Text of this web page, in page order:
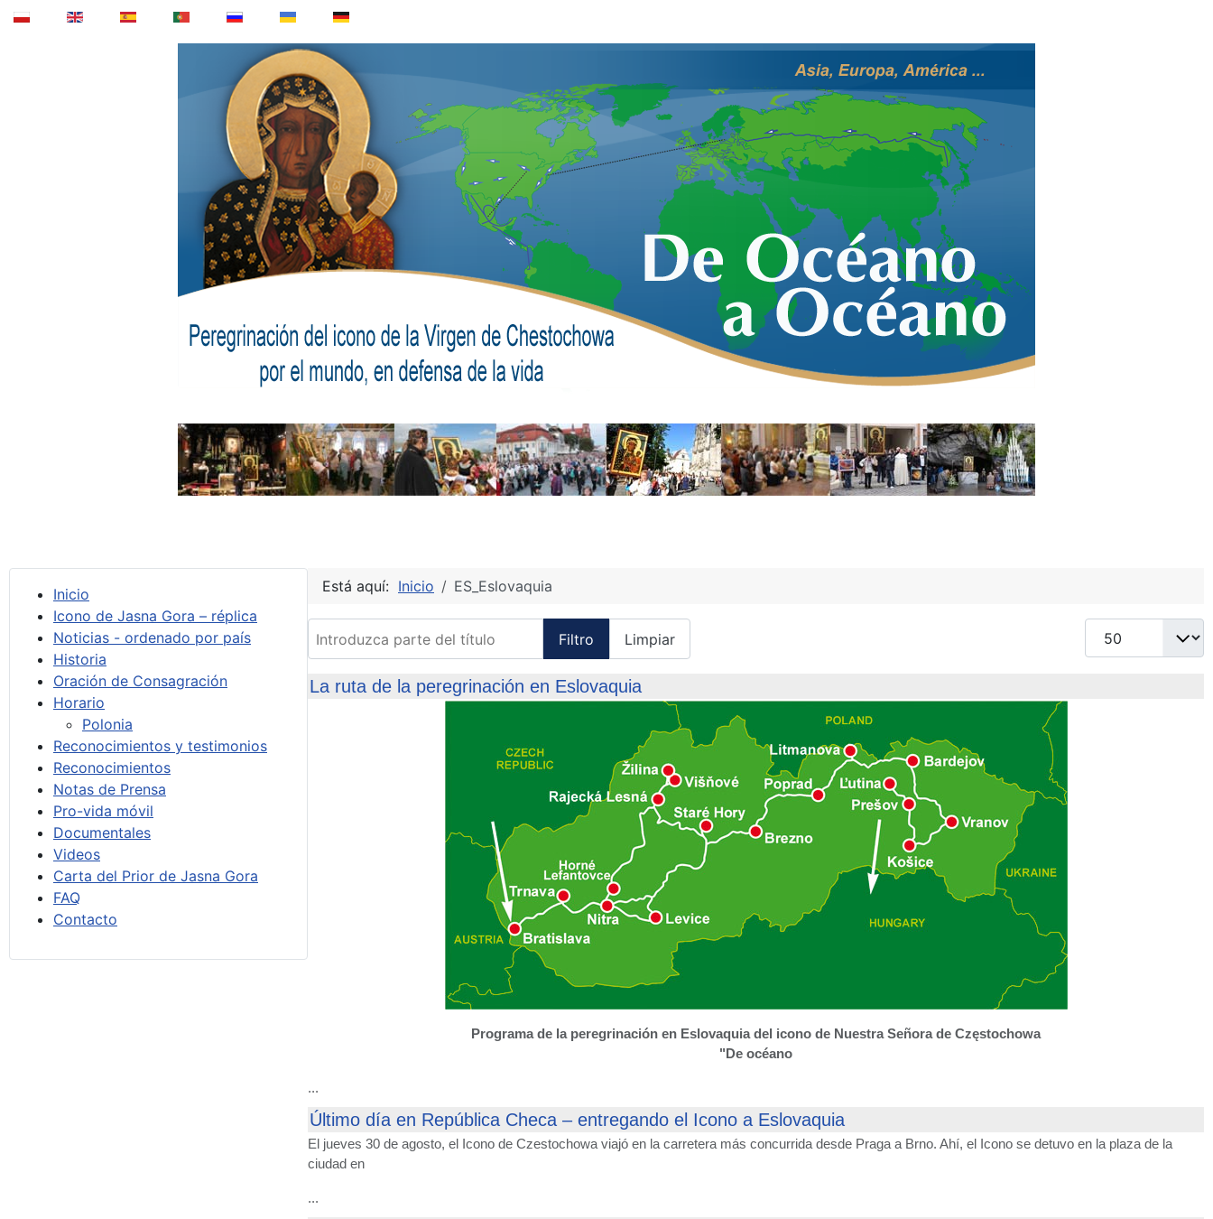
Inicio
Icono de Jasna Gora – réplica
Noticias - ordenado por país
Historia
Oración de Consagración
Horario
Polonia
Reconocimientos y testimonios
Reconocimientos
Notas de Prensa
Pro-vida móvil
Documentales
Videos
Carta del Prior de Jasna Gora
FAQ
Contacto
Está aquí: Inicio ES_Eslovaquia
Introduzca parte del título
Filtro Limpiar
Cantidad
La ruta de la peregrinación en Eslovaquia
Programa de la peregrinación en Eslovaquia del icono de Nuestra Señora de Częstochowa
"De océano
...
Último día en República Checa – entregando el Icono a Eslovaquia
El jueves 30 de agosto, el Icono de Czestochowa viajó en la carretera más concurrida desde Praga a Brno. Ahí, el Icono se detuvo en la plaza de la
ciudad en
...